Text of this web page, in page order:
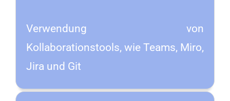
Verwendung von
Kollaborationstools, wie Teams, Miro,
Jira und Git